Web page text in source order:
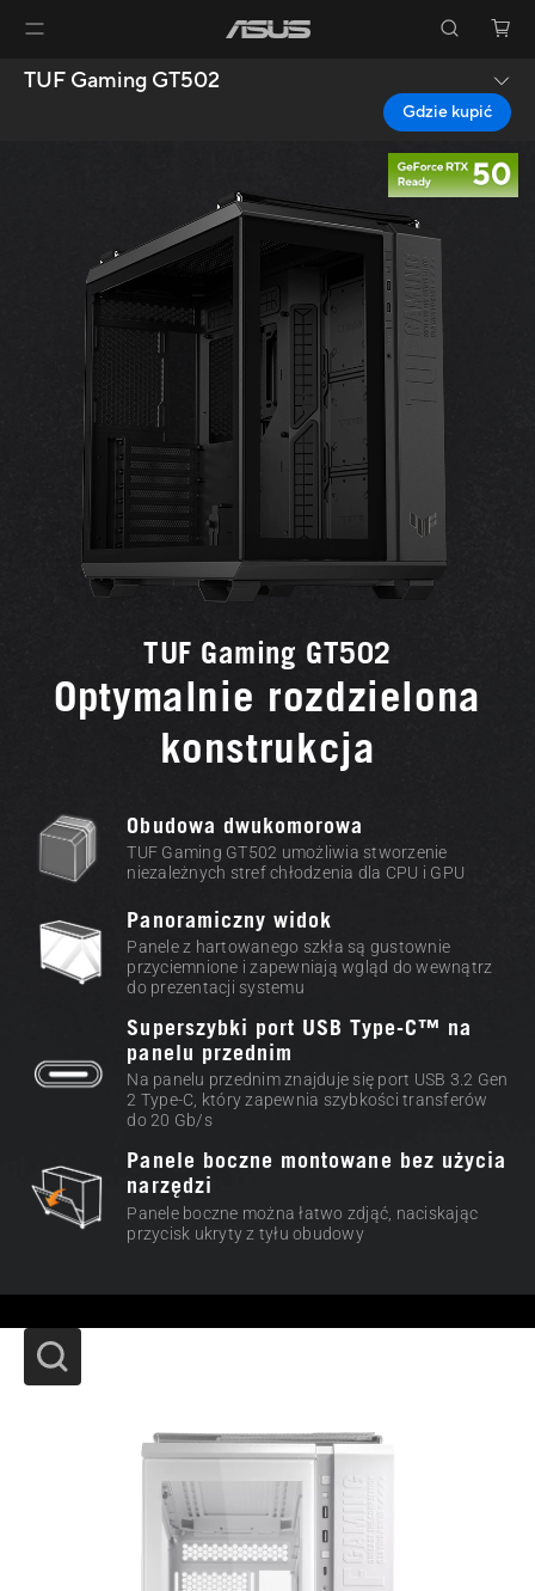
TUF Gaming GT502
Gdzie kupić
TUF Gaming GT502
Optymalnie rozdzielona
konstrukcja
Obudowa dwukomorowa
TUF Gaming GT502 umożliwia stworzenie
niezależnych stref chłodzenia dla CPU i GPU
Panoramiczny widok
Panele z hartowanego szkła są gustownie
przyciemnione i zapewniają wgląd do wewnątrz
do prezentacji systemu
Superszybki port USB Type-C™ na
panelu przednim
Na panelu przednim znajduje się port USB 3.2 Gen
2 Type-C, który zapewnia szybkości transferów
do 20 Gb/s
Panele boczne montowane bez użycia
narzędzi
Panele boczne można łatwo zdjąć, naciskając
przycisk ukryty z tyłu obudowy